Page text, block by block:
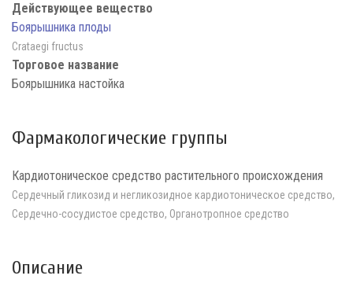
Действующее вещество
Боярышника плоды
Crataegi fructus
Торговое название
Боярышника настойка
Фармакологические группы
Кардиотоническое средство растительного происхождения
Сердечный гликозид и негликозидное кардиотоническое средство,
Сердечно-сосудистое средство, Органотропное средство
Описание